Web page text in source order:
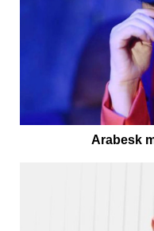
Arabesk